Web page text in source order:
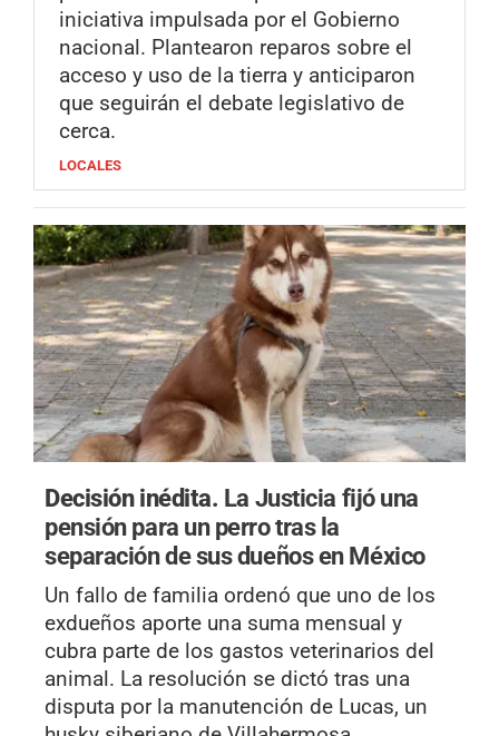
iniciativa impulsada por el Gobierno
nacional. Plantearon reparos sobre el
acceso y uso de la tierra y anticiparon
que seguirán el debate legislativo de
cerca.
LOCALES
Decisión inédita. La Justicia fijó una
pensión para un perro tras la
separación de sus dueños en México
Un fallo de familia ordenó que uno de los
exdueños aporte una suma mensual y
cubra parte de los gastos veterinarios del
animal. La resolución se dictó tras una
disputa por la manutención de Lucas, un